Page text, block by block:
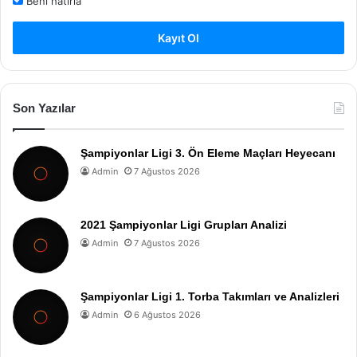
Kayıt Ol
Son Yazılar
Şampiyonlar Ligi 3. Ön Eleme Maçları Heyecanı
Admin 7 Ağustos 2026
2021 Şampiyonlar Ligi Grupları Analizi
Admin 7 Ağustos 2026
Şampiyonlar Ligi 1. Torba Takımları ve Analizleri
Admin 6 Ağustos 2026